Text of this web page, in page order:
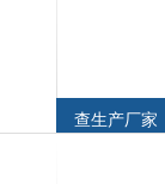
查生产厂家